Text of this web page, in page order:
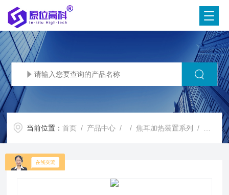
当前位置：首页 / 产品中心 / /焦耳加热装置系列 / 外场辅助焦耳加热/自蔓延材料制备装置